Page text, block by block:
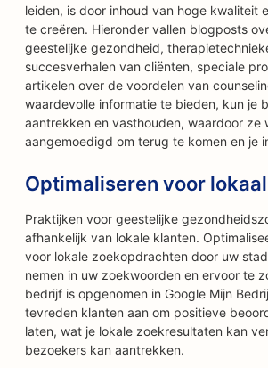
leiden, is door inhoud van hoge kwaliteit
te creëren. Hieronder vallen blogposts
geestelijke gezondheid,
succesverhalen van cliënten, speciale
artikelen over de voordelen van
waardevolle informatie te bieden, kun je
aantrekken en vasthouden, waardoor ze
aangemoedigd om terug te komen en je
Optimaliseren voor
Praktijken voor geestelijke
afhankelijk van lokale klanten.
voor lokale zoekopdrachten door uw
nemen in uw zoekwoorden en ervoor te
bedrijf is opgenomen in Google Mijn
tevreden klanten aan om positieve
laten, wat je lokale zoekresultaten kan
bezoekers kan aantrekken.